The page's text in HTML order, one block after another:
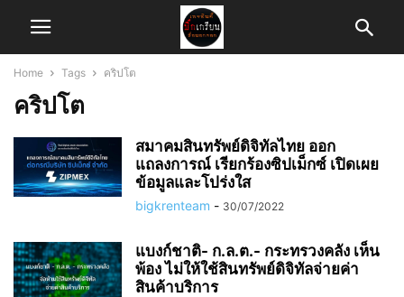
Home Tags คริปโต
คริปโต
สมาคมสินทรัพย์ดิจิทัลไทย ออก
แถลงการณ์ เรียกร้องซิปเม็กซ์ เปิดเผย
ข้อมูลและโปร่งใส
bigkrenteam - 30/07/2022
แบงก์ชาติ- ก.ล.ต.- กระทรวงคลัง เห็น
พ้อง ไม่ให้ใช้สินทรัพย์ดิจิทัลจ่ายค่า
สินค้าบริการ